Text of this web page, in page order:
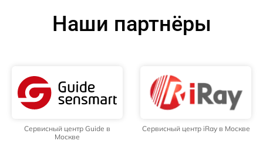
Наши партнёры
Сервисный центр Guide в
Москве
Сервисный центр iRay в Москве